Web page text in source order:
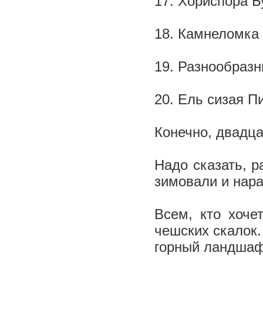
18.
19.
20. Ель сизая
Конечно,
Надо сказать,
зимовали и
Всем, кто
чешских
горный